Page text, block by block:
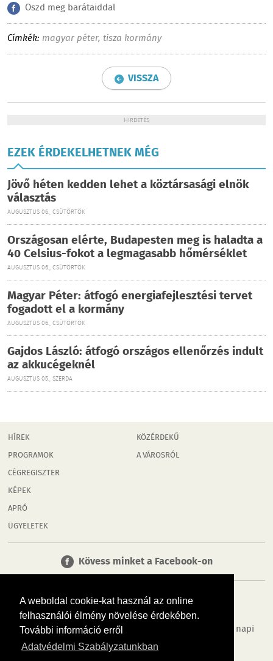
A weboldal cookie-kat használ az online
felhasználói élmény növelése érdekében.
További információ erről
Adatvédelmi Szabályzatunkban
Oszd meg barátaiddal
Címkék: magyar péter, tisza kormány
VISSZA
HIRDETÉS
EZEK ÉRDEKELHETNEK MÉG
Jövő héten kedden lehet a köztársasági elnök
választás
AUGUSZTUS 06., CSÜTÖRTÖK
Országosan elérte, Budapesten meg is haladta a
40 Celsius-fokot a legmagasabb hőmérséklet
AUGUSZTUS 06., CSÜTÖRTÖK
Magyar Péter: átfogó energiafejlesztési tervet
fogadott el a kormány
AUGUSZTUS 06., CSÜTÖRTÖK
Gajdos László: átfogó országos ellenőrzés indult
az akkucégeknél
AUGUSZTUS 05., SZERDA
HÍREK
PROGRAMOK
CÉGREGISZTER
KÉPEK
APRÓ
ÜGYELETEK
KÖZÉRDEKŰ
A VÁROSRÓL
Kövess minket a Facebook-on
Tudj meg többet városodról! Hírek, programok, képek, napi
menü, cégek…. és minden, ami Győr